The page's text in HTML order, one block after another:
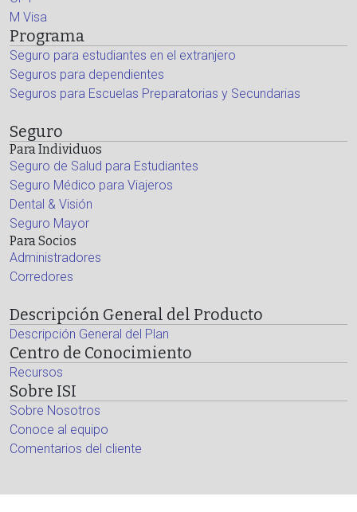
M Visa
Programa
Seguro para estudiantes en el extranjero
Seguros para dependientes
Seguros para Escuelas Preparatorias y Secundarias
Seguro
Para Individuos
Seguro de Salud para Estudiantes
Seguro Médico para Viajeros
Dental & Visión
Seguro Mayor
Para Socios
Administradores
Corredores
Descripción General del Producto
Descripción General del Plan
Centro de Conocimiento
Recursos
Sobre ISI
Sobre Nosotros
Conoce al equipo
Comentarios del cliente